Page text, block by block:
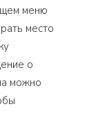
меню
место
о
можно